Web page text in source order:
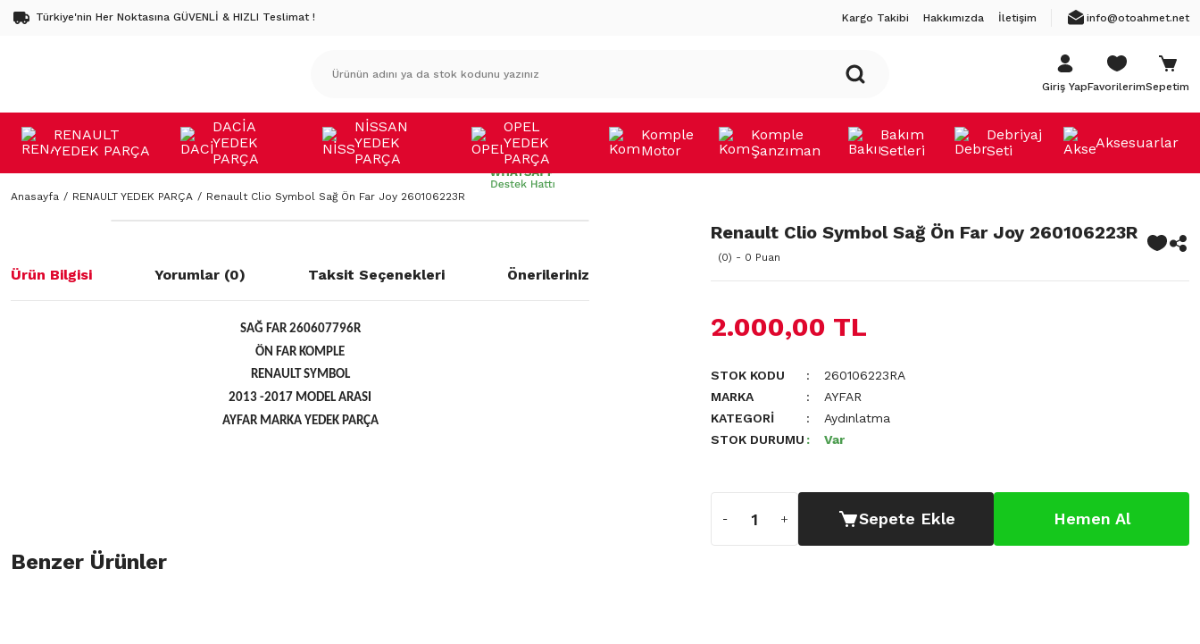
Türkiye'nin Her Noktasına GÜVENLİ & HIZLI Teslimat ! Kargo Takibi Hakkımızda İletişim info@otoahmet.net
Giriş YapFavorilerimSepetim
RENAULT
YEDEK PARÇA
DACİA
YEDEK
PARÇA
NİSSAN
YEDEK
PARÇA
OPEL
YEDEK
PARÇA
Komple
Motor
Komple
Şanzıman
Bakım
Setleri
Debriyaj
Seti
Aksesuarlar
Anasayfa RENAULT YEDEK PARÇA Renault Clio Symbol Sağ Ön Far Joy 260106223R
Ürün Bilgisi Yorumlar (0) Taksit Seçenekleri Önerileriniz
SAĞ FAR 260607796R
ÖN FAR KOMPLE
RENAULT SYMBOL
2013 -2017 MODEL ARASI
AYFAR MARKA YEDEK PARÇA
öneri formunu kullanarak tarafımıza iletebilirsiniz.
Benzer Ürünler
Renault Clio Symbol Sağ Ön Far Joy 260106223R
(0) - 0 Puan
2.000,00 TL
STOK KODU
260106223RA
MARKA
AYFAR
KATEGORI
Aydınlatma
STOK DURUMU
Var
Sepete Ekle Hemen Al